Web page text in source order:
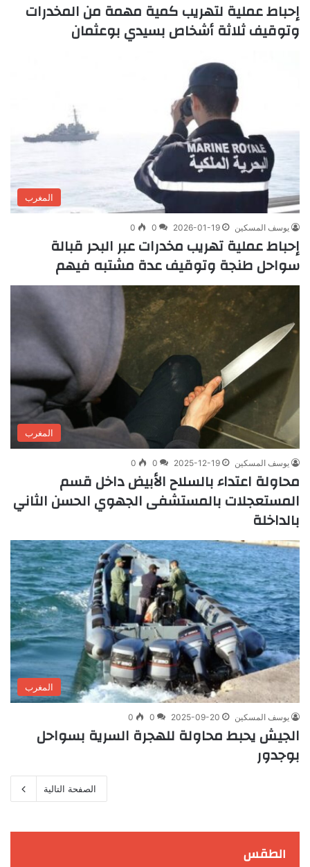
إحباط عملية لتهريب كمية مهمة من المخدرات
وتوقيف ثلاثة أشخاص بسيدي بوعثمان
المغرب
يوسف المسكين 2026-01-19
0
0
إحباط عملية تهريب مخدرات عبر البحر قبالة
سواحل طنجة وتوقيف عدة مشتبه فيهم
المغرب
يوسف المسكين 2025-12-19
0
0
محاولة اعتداء بالسلاح الأبيض داخل قسم
المستعجلات بالمستشفى الجهوي الحسن الثاني
بالداخلة
المغرب
يوسف المسكين 2025-09-20
0
0
الجيش يحبط محاولة للهجرة السرية بسواحل
بوجدور
الصفحة التالية
الطقس